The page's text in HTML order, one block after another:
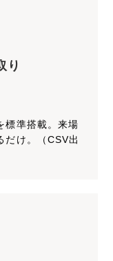
り
標準搭載。来場
だけ。（CSV出